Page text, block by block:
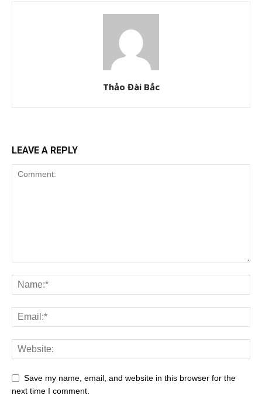
Thảo Đài Bắc
LEAVE A REPLY
Save my name, email, and website in this browser for the
next time I comment.